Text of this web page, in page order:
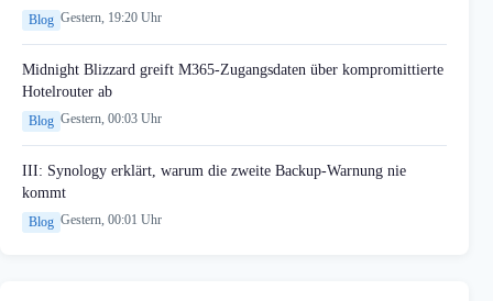
Blog Gestern, 19:20 Uhr
Midnight Blizzard greift M365-Zugangsdaten über kompromittierte
Hotelrouter ab
Blog Gestern, 00:03 Uhr
III: Synology erklärt, warum die zweite Backup-Warnung nie
kommt
Blog Gestern, 00:01 Uhr